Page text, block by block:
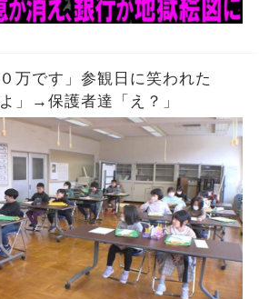
万です」参観日に笑われた
」→保護者達「え？」